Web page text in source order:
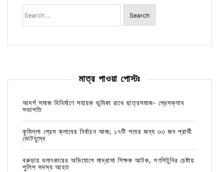
Search
for:
মাত্র পাওয়া পোস্টঃ
আদর্শ সমাজ বিনির্মাণে সহায়ক ভুমিকা রাখে ছাত্রসমাজ- প্রেসক্লাব
সভাপতি
কুমিল্লা প্রেস ক্লাবের নির্বাচন আজ; ১৭টি পদের জন্য ৩৩ জন প্রার্থী
ভোটযুদ্ধে
বরুড়ায় বলাৎকারের অভিযোগে মাদ্রাসা শিক্ষক আটক, গণপিটুনির চেষ্টায়
পুলিশ সদস্য আহত